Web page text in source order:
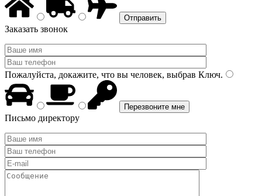
Заказать звонок
Пожалуйста, докажите, что вы человек, выбрав Ключ.
Письмо директору